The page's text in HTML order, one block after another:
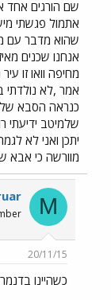
שם הורגים אחד
אתמול פגשתי
שהוא מדבר עם
אנחנו שכנים
מחיפה וואו זו
אמר ,לא נולדתי
כנראה הסבא
שלמיטב ידיעתי
יתכן ואני לא
מוורשה כי אבא
M
20/11/15
כשהיינו